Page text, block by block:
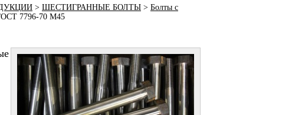
> ШЕСТИГРАННЫЕ БОЛТЫ > Болты с
7796-70 M45